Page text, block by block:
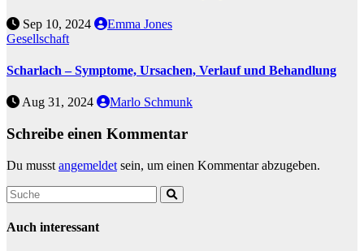
Sep 10, 2024
Emma Jones
Gesellschaft
Scharlach – Symptome, Ursachen, Verlauf und Behandlung
Aug 31, 2024 Marlo Schmunk
Schreibe einen Kommentar
Du musst angemeldet sein, um einen Kommentar abzugeben.
Auch interessant